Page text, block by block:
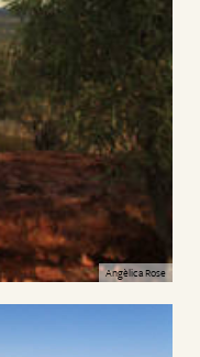
Angèlica Rose